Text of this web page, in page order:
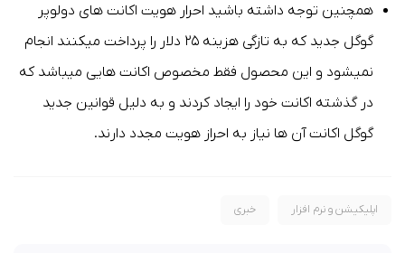
همچنین توجه داشته باشید احرار هویت اکانت های دولوپر
گوگل جدید که به تازگی هزینه ۲۵ دلار را پرداخت میکنند انجام
نمیشود و این محصول فقط مخصوص اکانت هایی میباشد که
در گذشته اکانت خود را ایجاد کردند و به دلیل قوانین جدید
گوگل اکانت آن ها نیاز به احراز هویت مجدد دارند.
اپلیکیشن و نرم افزار خبری